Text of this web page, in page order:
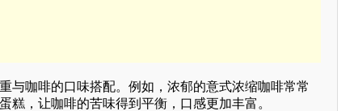
与咖啡的口味搭配。例如，浓郁的意式浓缩咖啡常常
糕，让咖啡的苦味得到平衡，口感更加丰富。